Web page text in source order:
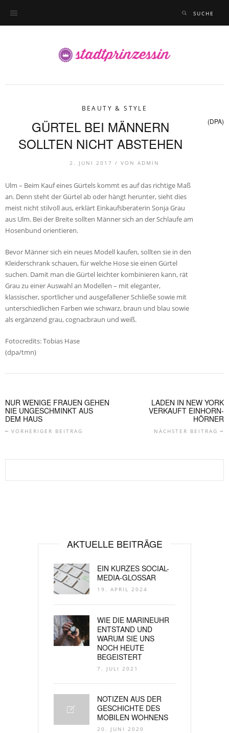
BEAUTY & STYLE
GÜRTEL BEI MÄNNERN
SOLLTEN NICHT ABSTEHEN
(DPA)
2. JUNI 2017 / VON ADMIN
Ulm – Beim Kauf eines Gürtels kommt es auf das richtige Maß
an. Denn steht der Gürtel ab oder hängt herunter, sieht dies
meist nicht stilvoll aus, erklärt Einkaufsberaterin Sonja Grau
aus Ulm. Bei der Breite sollten Männer sich an der Schlaufe am
Hosenbund orientieren.
Bevor Männer sich ein neues Modell kaufen, sollten sie in den
Kleiderschrank schauen, für welche Hose sie einen Gürtel
suchen. Damit man die Gürtel leichter kombinieren kann, rät
Grau zu einer Auswahl an Modellen – mit eleganter,
klassischer, sportlicher und ausgefallener Schließe sowie mit
unterschiedlichen Farben wie schwarz, braun und blau sowie
als ergänzend grau, cognacbraun und weiß.
Fotocredits: Tobias Hase
(dpa/tmn)
NUR WENIGE FRAUEN GEHEN
NIE UNGESCHMINKT AUS
DEM HAUS
VORHERIGER BEITRAG
LADEN IN NEW YORK
VERKAUFT EINHORN-
HÖRNER
NÄCHSTER BEITRAG
AKTUELLE BEITRÄGE
EIN KURZES SOCIAL-
MEDIA-GLOSSAR
19. APRIL 2024
WIE DIE MARINEUHR
ENTSTAND UND
WARUM SIE UNS
NOCH HEUTE
BEGEISTERT
7. JULI 2021
NOTIZEN AUS DER
GESCHICHTE DES
MOBILEN WOHNENS
20. JUNI 2020